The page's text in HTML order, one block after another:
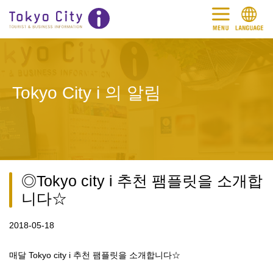
Tokyo City i 의 알림
◎Tokyo city i 추천 팸플릿을 소개합
니다☆
2018-05-18
매달 Tokyo city i 추천 팸플릿을 소개합니다☆